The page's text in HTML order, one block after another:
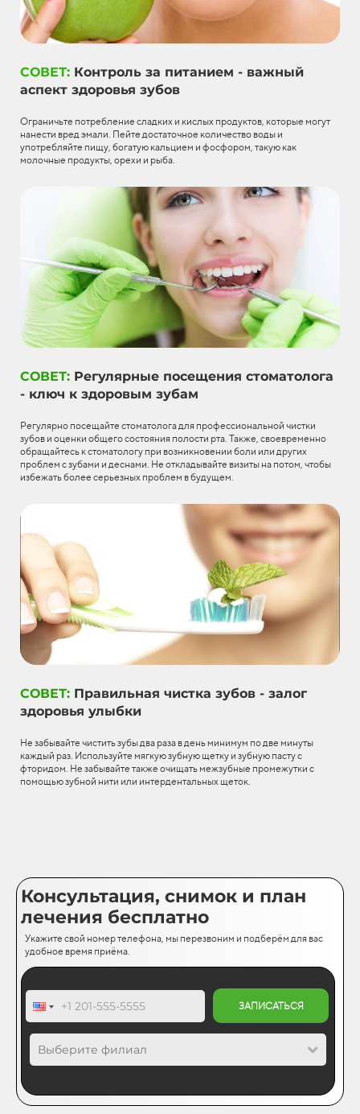
СОВЕТ: Контроль за питанием - важный
аспект здоровья зубов
Ограничьте потребление сладких и кислых продуктов, которые могут
нанести вред эмали. Пейте достаточное количество воды и
употребляйте пищу, богатую кальцием и фосфором, такую как
молочные продукты, орехи и рыба.
СОВЕТ: Регулярные посещения стоматолога
- ключ к здоровым зубам
Регулярно посещайте стоматолога для профессиональной чистки
зубов и оценки общего состояния полости рта. Также, своевременно
обращайтесь к стоматологу при возникновении боли или других
проблем с зубами и деснами. Не откладывайте визиты на потом, чтобы
избежать более серьезных проблем в будущем.
СОВЕТ: Правильная чистка зубов - залог
здоровья улыбки
Не забывайте чистить зубы два раза в день минимум по две минуты
каждый раз. Используйте мягкую зубную щетку и зубную пасту с
фторидом. Не забывайте также очищать межзубные промежутки с
помощью зубной нити или интердентальных щеток.
Консультация, снимок и план
лечения бесплатно
Укажите свой номер телефона, мы перезвоним и подберём для вас
удобное время приёма.
ЗАПИСАТЬСЯ
Выберите филиал